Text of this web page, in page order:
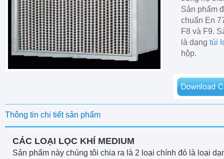
Sản phẩm
chuẩn En
F8 và F9.
là dạng túi
hộp.
Thông tin chi tiết sản phẩm
CÁC LOẠI LỌC KHÍ MEDIUM
Sản phẩm này chúng tôi chia ra là 2 loại chính đó là loại